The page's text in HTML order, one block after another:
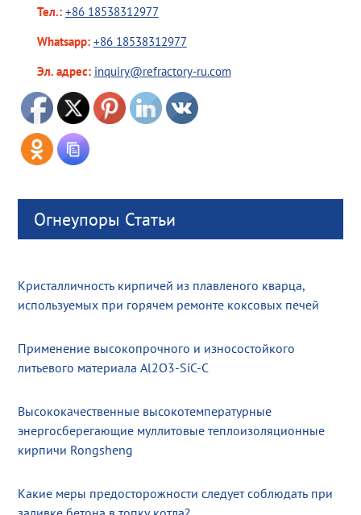
Тел.: +86 18538312977
Whatsapp: +86 18538312977
Эл. адрес: inquiry@refractory-ru.com
Огнеупоры Статьи
Кристалличность кирпичей из плавленого кварца,
используемых при горячем ремонте коксовых печей
Применение высокопрочного и износостойкого
литьевого материала Al2O3-SiC-C
Высококачественные высокотемпературные
энергосберегающие муллитовые теплоизоляционные
кирпичи Rongsheng
Какие меры предосторожности следует соблюдать при